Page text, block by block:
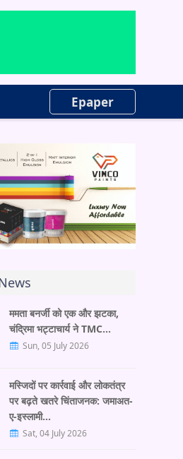
Epaper
ममता बनर्जी को एक और झटका,
चंद्रिमा भट्टाचार्य ने TMC…
Sun, 05 July 2026
मस्जिदों पर कार्रवाई और लोकतंत्र
पर बढ़ते खतरे चिंताजनक: जमाअत-
ए-इस्लामी…
Sat, 04 July 2026